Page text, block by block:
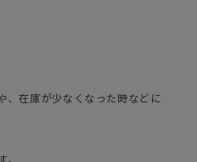
、在庫が少なくなった時などに